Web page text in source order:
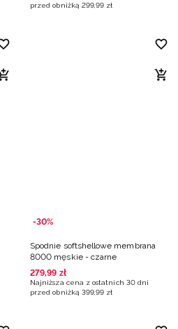
przed obniżką 299,99 zł
-30%
Spodnie softshellowe membrana
8000 męskie - czarne
279,99 zł
Najniższa cena z ostatnich 30 dni
przed obniżką 399,99 zł